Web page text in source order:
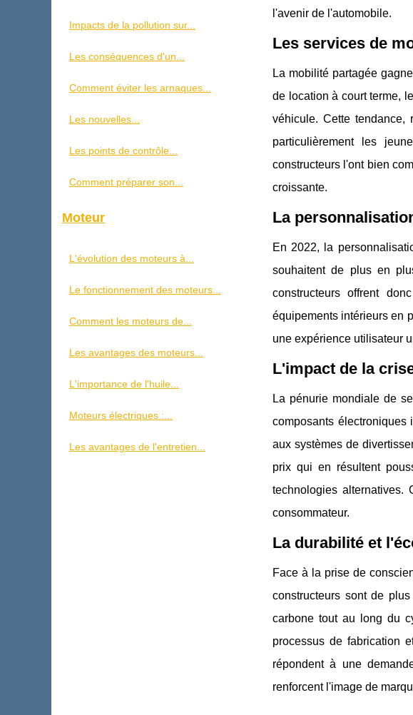
l'avenir de l'automobile.
Les services de
La mobilité partagée
de location à court terme,
véhicule. Cette tendance,
particulièrement les
constructeurs l'ont bien
croissante.
La
En 2022, la
souhaitent de plus en
constructeurs offrent
équipements intérieurs en
une expérience utilisateur
L'impact de la
La pénurie mondiale de
composants électroniques
aux systèmes de
prix qui en résultent
technologies
consommateur.
La durabilité et
Face à la prise de
constructeurs sont de
carbone tout au long du
processus de fabrication
répondent à une
renforcent l'image de
Impacts de la pollution sur...
Les conséquences d'un...
Comment éviter les arnaques...
Les nouvelles...
Les points de contrôle...
Comment préparer son...
Moteur
L'évolution des moteurs à...
Le fonctionnement des moteurs...
Comment les moteurs de...
Les avantages des moteurs...
L'importance de l'huile...
Moteurs électriques :...
Les avantages de l'entretien...